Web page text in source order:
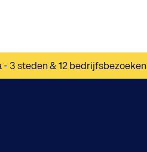
3 steden & 12 bedrijfsbezoeken